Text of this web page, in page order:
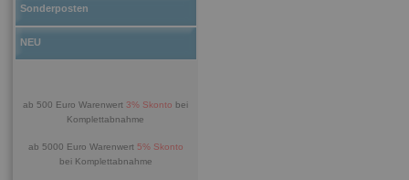
Sonderposten
NEU
ab 500 Euro Warenwert 3% Skonto bei
Komplettabnahme
ab 5000 Euro Warenwert 5% Skonto
bei Komplettabnahme